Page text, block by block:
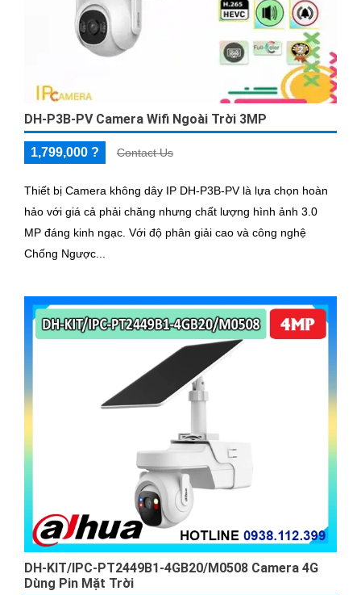
DH-P3B-PV Camera Wifi Ngoài Trời 3MP
1,799,000 ? Contact Us
Thiết bị Camera không dây IP DH-P3B-PV là lựa chọn hoàn
hảo với giá cả phải chăng nhưng chất lượng hình ảnh 3.0
MP đáng kinh ngạc. Với độ phân giải cao và công nghệ
Chống Ngược...
DH-KIT/IPC-PT2449B1-4GB20/M0508 Camera 4G
Dùng Pin Mặt Trời